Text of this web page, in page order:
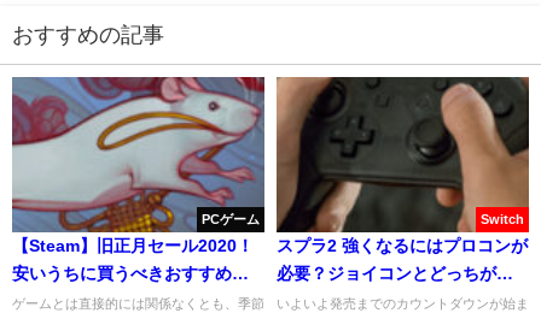
おすすめの記事
PCゲーム
【Steam】旧正月セール2020！
安いうちに買うべきおすすめゲ
ーム7選！
ゲームとは直接的には関係なくとも、季節
Switch
スプラ2 強くなるにはプロコンが
必要？ジョイコンとどっちがや
り易い？
いよいよ発売までのカウントダウンが始ま